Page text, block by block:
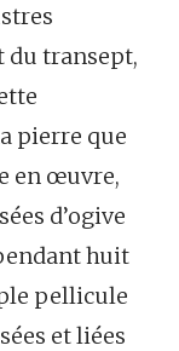
du transept,
pierre que
en œuvre,
d’ogive
huit
pellicule
et liées